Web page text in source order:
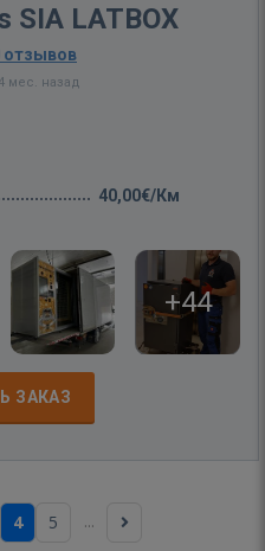
SIA LATBOX
отзывов
мес. назад
40,00€/Км
+44
ЗАКАЗ
4 5 ...